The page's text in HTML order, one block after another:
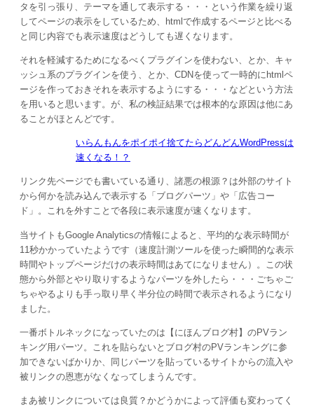
タを引っ張り、テーマを通して表示する・・・という作業を繰り返
してページの表示をしているため、htmlで作成するページと比べる
と同じ内容でも表示速度はどうしても遅くなります。
それを軽減するためになるべくプラグインを使わない、とか、キャ
ッシュ系のプラグインを使う、とか、CDNを使って一時的にhtmlペ
ージを作っておきそれを表示するようにする・・・などという方法
を用いると思います。が、私の検証結果では根本的な原因は他にあ
ることがほとんどです。
いらんもんをポイポイ捨てたらどんどんWordPressは
速くなる！？
リンク先ページでも書いている通り、諸悪の根源？は外部のサイト
から何かを読み込んで表示する「ブログパーツ」や「広告コー
ド」。これを外すことで各段に表示速度が速くなります。
当サイトもGoogle Analyticsの情報によると、平均的な表示時間が
11秒かかっていたようです（速度計測ツールを使った瞬間的な表示
時間やトップページだけの表示時間はあてになりません）。この状
態から外部とやり取りするようなパーツを外したら・・・ごちゃご
ちゃやるよりも手っ取り早く半分位の時間で表示されるようになり
ました。
一番ボトルネックになっていたのは【にほんブログ村】のPVラン
キング用パーツ。これを貼らないとブログ村のPVランキングに参
加できないばかりか、同じパーツを貼っているサイトからの流入や
被リンクの恩恵がなくなってしまうんです。
まあ被リンクについては良質？かどうかによって評価も変わってく